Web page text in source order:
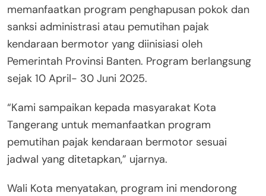
memanfaatkan program penghapusan pokok dan
sanksi administrasi atau pemutihan pajak
kendaraan bermotor yang diinisiasi oleh
Pemerintah Provinsi Banten. Program berlangsung
sejak 10 April- 30 Juni 2025.
“Kami sampaikan kepada masyarakat Kota
Tangerang untuk memanfaatkan program
pemutihan pajak kendaraan bermotor sesuai
jadwal yang ditetapkan,” ujarnya.
Wali Kota menyatakan, program ini mendorong